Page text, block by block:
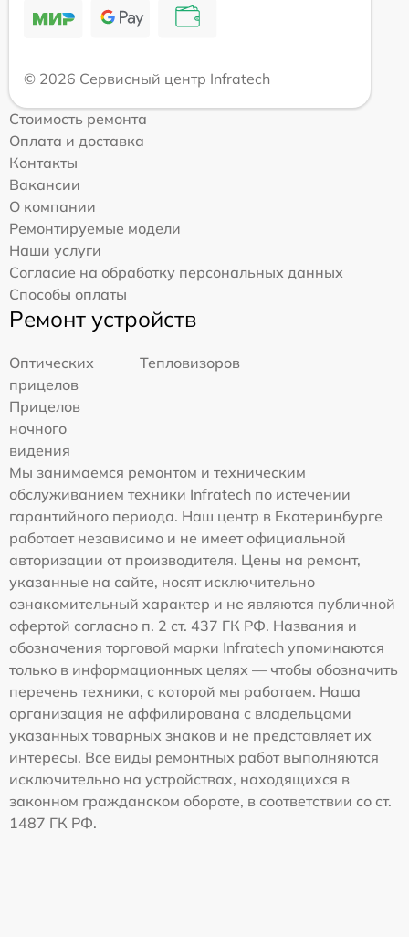
© 2026 Сервисный центр Infratech
Стоимость ремонта
Оплата и доставка
Контакты
Вакансии
О компании
Ремонтируемые модели
Наши услуги
Согласие на обработку персональных данных
Способы оплаты
Ремонт устройств
Оптических
прицелов
Тепловизоров
Прицелов
ночного
видения
Мы занимаемся ремонтом и техническим
обслуживанием техники Infratech по истечении
гарантийного периода. Наш центр в Екатеринбурге
работает независимо и не имеет официальной
авторизации от производителя. Цены на ремонт,
указанные на сайте, носят исключительно
ознакомительный характер и не являются публичной
офертой согласно п. 2 ст. 437 ГК РФ. Названия и
обозначения торговой марки Infratech упоминаются
только в информационных целях — чтобы обозначить
перечень техники, с которой мы работаем. Наша
организация не аффилирована с владельцами
указанных товарных знаков и не представляет их
интересы. Все виды ремонтных работ выполняются
исключительно на устройствах, находящихся в
законном гражданском обороте, в соответствии со ст.
1487 ГК РФ.